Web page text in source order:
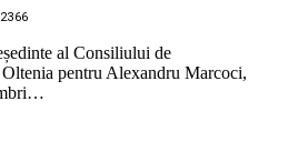
66
al Consiliului de
pentru Alexandru Marcoci,